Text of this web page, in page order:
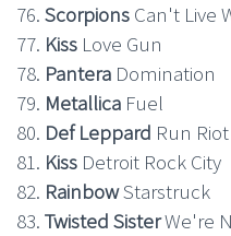
76. Scorpions Can't Live
77. Kiss Love Gun
78. Pantera Domination
79. Metallica Fuel
80. Def Leppard Run Riot
81. Kiss Detroit Rock City
82. RainbowStarstruck
83. Twisted SisterWe're